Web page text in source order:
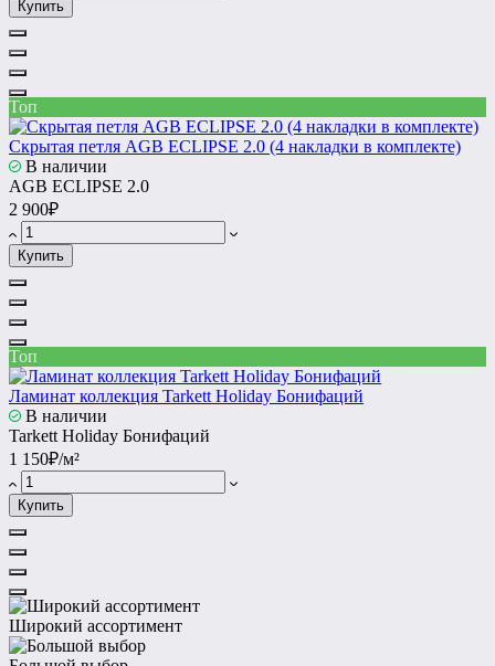
Купить
Топ
Скрытая петля AGB ECLIPSE 2.0 (4 накладки в комплекте)
В наличии
AGB ECLIPSE 2.0
2 900₽
Купить
Топ
Ламинат коллекция Tarkett Holiday Бонифаций
В наличии
Tarkett Holiday Бонифаций
1 150₽/м²
Купить
Широкий ассортимент